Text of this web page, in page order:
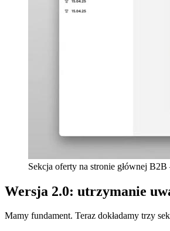
Sekcja oferty na stronie głównej
Wersja 2.0: utrzymanie
Mamy fundament. Teraz dokładamy trzy